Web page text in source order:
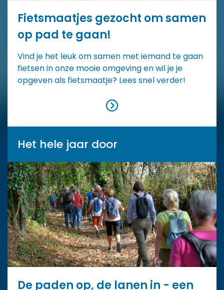
Fietsmaatjes gezocht om samen
op pad te gaan!
Vind je het leuk om samen met iemand te gaan
fietsen in onze mooie omgeving en wil je je
opgeven als fietsmaatje? Lees snel verder!
Het hele jaar door
De paden op, de lanen in - een